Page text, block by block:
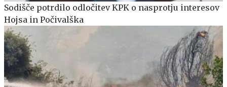
Sodišče potrdilo odločitev KPK o nasprotju interesov
Hojsa in Počivalška